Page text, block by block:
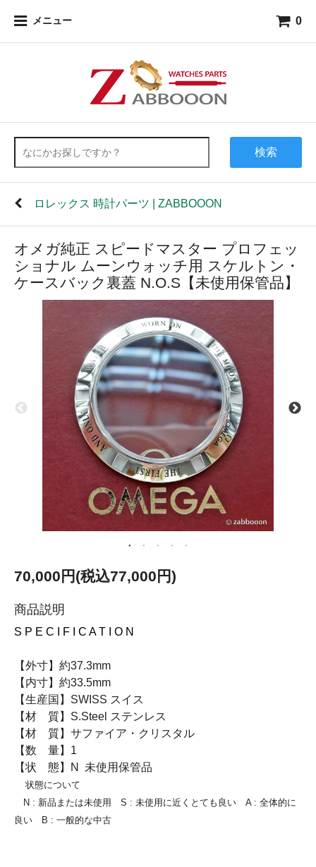
メニュー 0
検索
ロレックス 時計パーツ | ZABBOOON
オメガ純正 スピードマスター プロフェッ
ショナル ムーンウォッチ用 スケルトン・
ケースバック裏蓋 N.O.S【未使用保管品】
70,000円(税込77,000円)
商品説明
S P E C I F I C A T I O N
【外寸】約37.3mm
【内寸】約33.5mm
【生産国】SWISS スイス
【材 質】S.Steel ステンレス
【材 質】サファイア・クリスタル
【数 量】1
【状 態】N 未使用保管品
状態について
N : 新品または未使用 S : 未使用に近くとても良い A : 全体的に
良い B : 一般的な中古